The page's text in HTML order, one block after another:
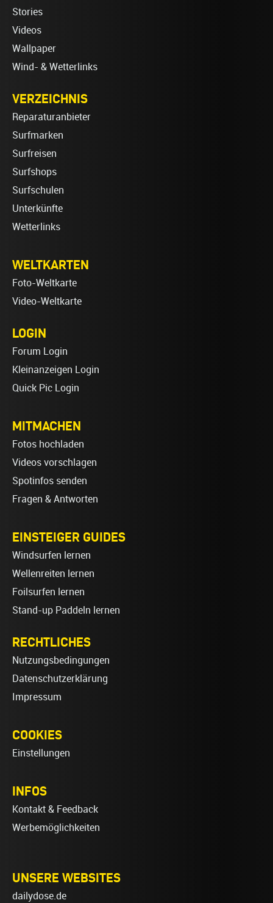
Stories
Videos
Wallpaper
Wind- & Wetterlinks
VERZEICHNIS
Reparaturanbieter
Surfmarken
Surfreisen
Surfshops
Surfschulen
Unterkünfte
Wetterlinks
WELTKARTEN
Foto-Weltkarte
Video-Weltkarte
LOGIN
Forum Login
Kleinanzeigen Login
Quick Pic Login
MITMACHEN
Fotos hochladen
Videos vorschlagen
Spotinfos senden
Fragen & Antworten
EINSTEIGER GUIDES
Windsurfen lernen
Wellenreiten lernen
Foilsurfen lernen
Stand-up Paddeln lernen
RECHTLICHES
Nutzungsbedingungen
Datenschutzerklärung
Impressum
COOKIES
Einstellungen
INFOS
Kontakt & Feedback
Werbemöglichkeiten
UNSERE WEBSITES
dailydose.de